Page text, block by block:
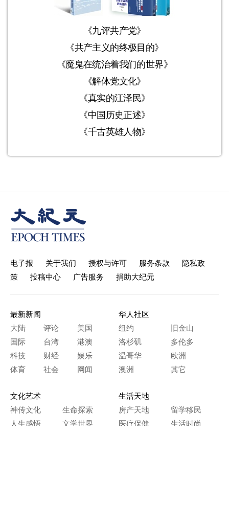
《九评共产党》
《共产主义的终极目的》
《魔鬼在统治着我们的世界》
《解体党文化》
《真实的江泽民》
《中国历史正述》
《千古英雄人物》
电子报 关于我们 授权与许可 服务条款
隐私政
策
投稿中心 广告服务 捐助大纪元
最新新闻
大陆
评论
美国
国际
台湾
港澳
科技
财经
娱乐
体育
社会 网闻
华人社区
纽约
旧金山
洛杉矶
多伦多
温哥华
欧洲
澳洲
其它
文化艺术
神传文化
生命探索
人生感悟
文学世界
生活天地
房产天地
留学移民
医疗保健
生活时尚